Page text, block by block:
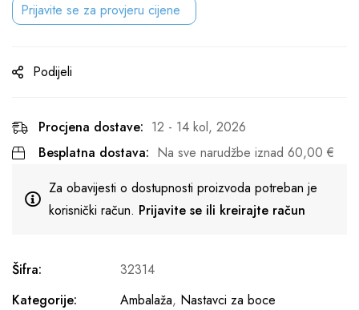
Prijavite se za provjeru cijene
Podijeli
Procjena dostave: 12 - 14 kol, 2026
Besplatna dostava: Na sve narudžbe iznad 60,00 €
Za obavijesti o dostupnosti proizvoda potreban je
korisnički račun. Prijavite se ili kreirajte račun
Šifra:
32314
Kategorije:
Ambalaža, Nastavci za boce